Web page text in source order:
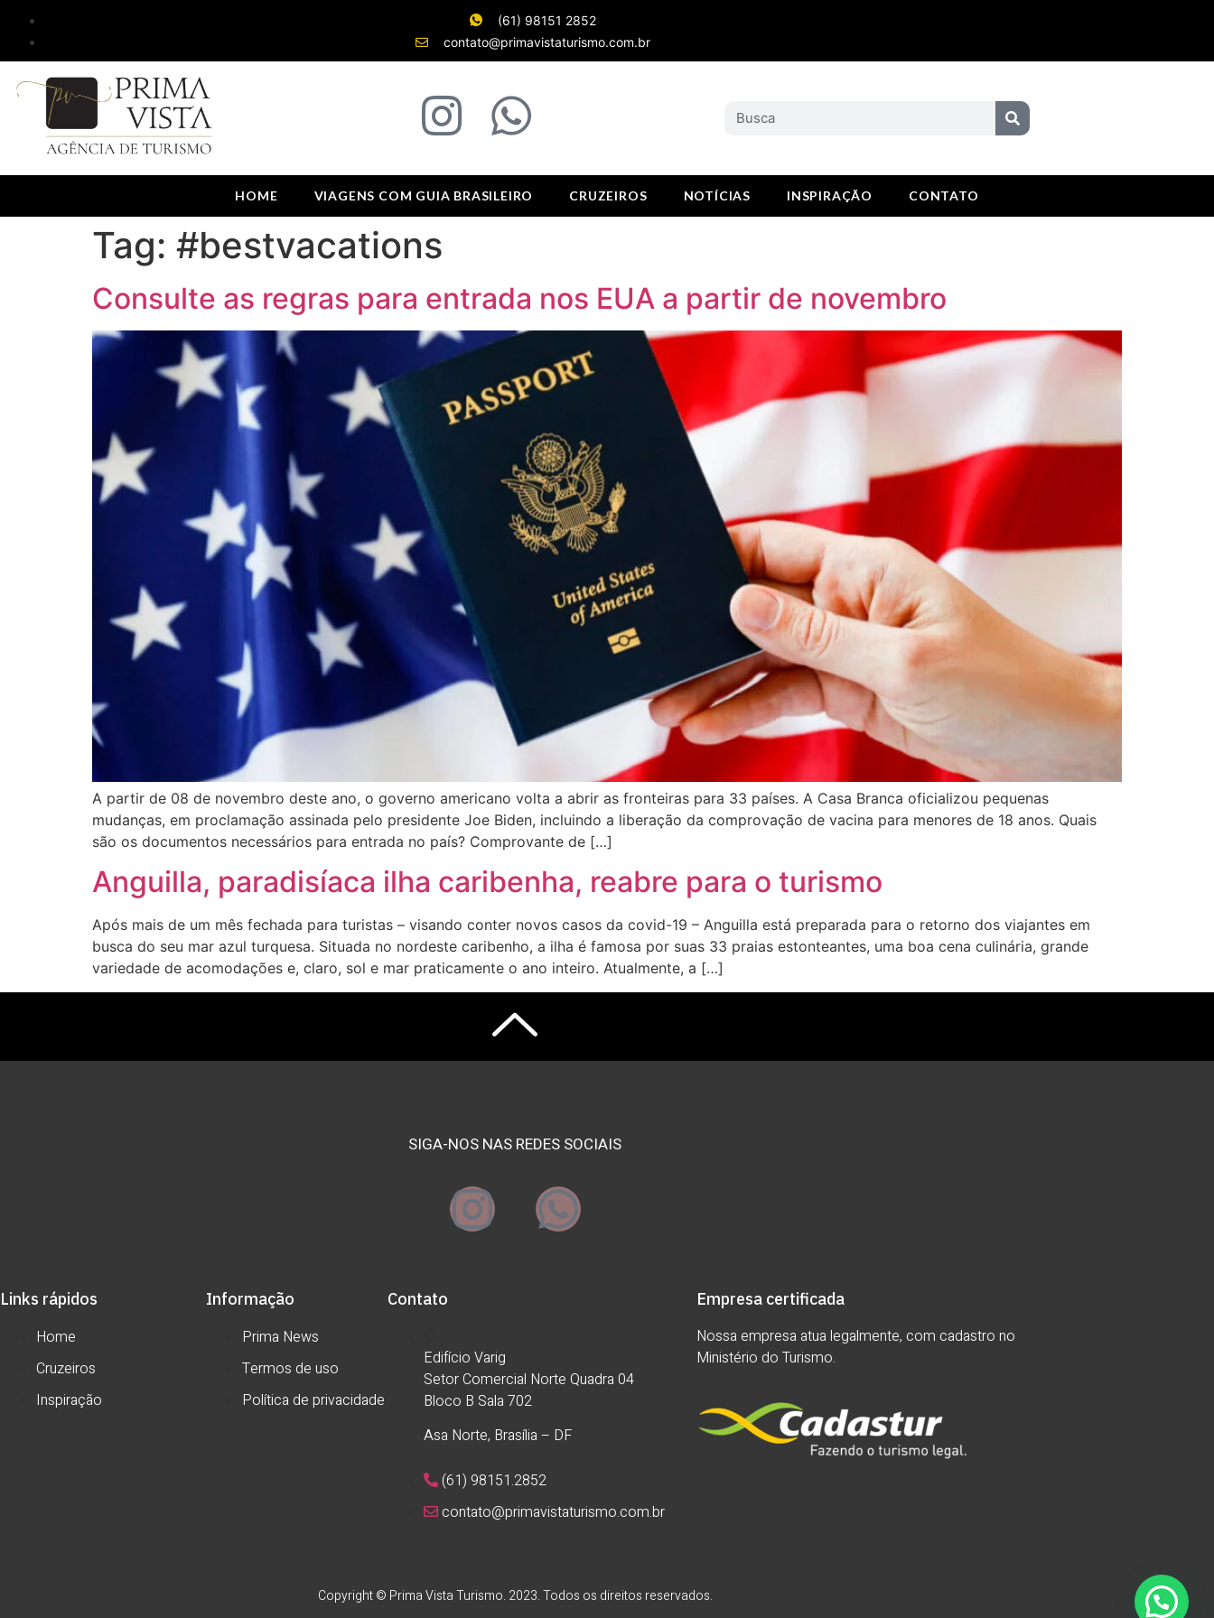
(61) 98151 2852
contato@primavistaturismo.com.br
HOME VIAGENS COM GUIA BRASILEIRO CRUZEIROS NOTÍCIAS INSPIRAÇÃO CONTATO
Tag: #bestvacations
Consulte as regras para entrada nos EUA a partir de novembro
A partir de 08 de novembro deste ano, o governo americano volta a abrir as fronteiras para 33 países. A Casa Branca oficializou pequenas
mudanças, em proclamação assinada pelo presidente Joe Biden, incluindo a liberação da comprovação de vacina para menores de 18 anos. Quais
são os documentos necessários para entrada no país? Comprovante de […]
Anguilla, paradisíaca ilha caribenha, reabre para o turismo
Após mais de um mês fechada para turistas – visando conter novos casos da covid-19 – Anguilla está preparada para o retorno dos viajantes em
busca do seu mar azul turquesa. Situada no nordeste caribenho, a ilha é famosa por suas 33 praias estonteantes, uma boa cena culinária, grande
variedade de acomodações e, claro, sol e mar praticamente o ano inteiro. Atualmente, a […]
SIGA-NOS NAS REDES SOCIAIS
Links rápidos
Home
Cruzeiros
Inspiração
Informação
Prima News
Termos de uso
Política de privacidade
Contato
Edifício Varig
Setor Comercial Norte Quadra 04
Bloco B Sala 702
Asa Norte, Brasília – DF
(61) 98151.2852
contato@primavistaturismo.com.br
Empresa certificada
Nossa empresa atua legalmente, com cadastro no
Ministério do Turismo.
Copyright © Prima Vista Turismo. 2023. Todos os direitos reservados.